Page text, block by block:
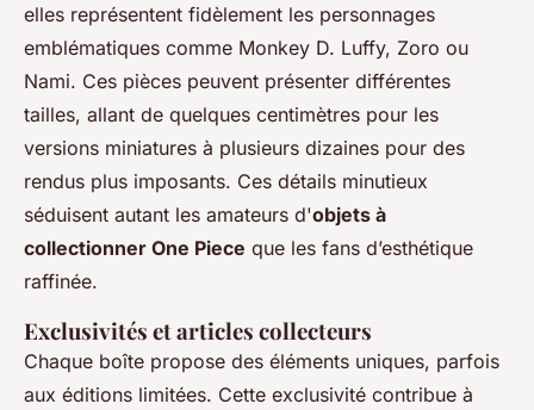
elles représentent fidèlement les personnages
emblématiques comme Monkey D. Luffy, Zoro ou
Nami. Ces pièces peuvent présenter différentes
tailles, allant de quelques centimètres pour les
versions miniatures à plusieurs dizaines pour des
rendus plus imposants. Ces détails minutieux
séduisent autant les amateurs d'objets à
collectionner One Piece que les fans d’esthétique
raffinée.
Exclusivités et articles collecteurs
Chaque boîte propose des éléments uniques, parfois
aux éditions limitées. Cette exclusivité contribue à